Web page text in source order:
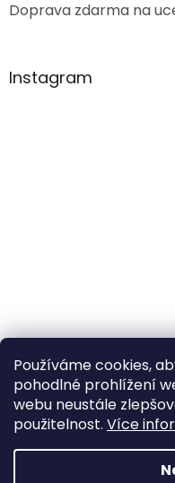
Používáme cookies,
pohodlné prohlížení
webu neustále
použitelnost. Více
Doprava zdarma na
Instagram
Sledovat na